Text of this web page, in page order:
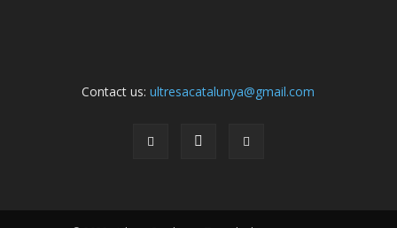
Contact us:ultresacatalunya@gmail.com